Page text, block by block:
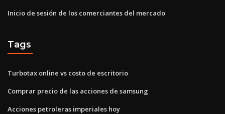
Inicio de sesión de los comerciantes del mercado
Tags
Turbotax online vs costo de escritorio
Comprar precio de las acciones de samsung
Acciones petroleras imperiales hoy